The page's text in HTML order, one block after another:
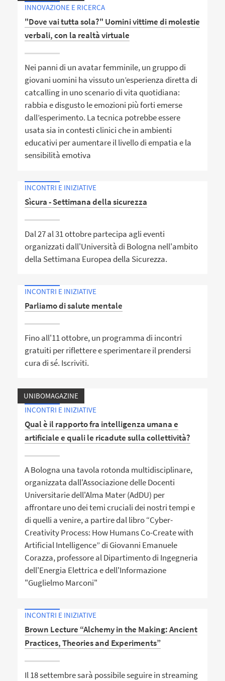
INNOVAZIONE E RICERCA
"Dove vai tutta sola?" Uomini vittime di molestie
verbali, con la realtà virtuale
Nei panni di un avatar femminile, un gruppo di
giovani uomini ha vissuto un’esperienza diretta di
catcalling in uno scenario di vita quotidiana:
rabbia e disgusto le emozioni più forti emerse
dall’esperimento. La tecnica potrebbe essere
usata sia in contesti clinici che in ambienti
educativi per aumentare il livello di empatia e la
sensibilità emotiva
INCONTRI E INIZIATIVE
Sìcura - Settimana della sicurezza
Dal 27 al 31 ottobre partecipa agli eventi
organizzati dall'Università di Bologna nell'ambito
della Settimana Europea della Sicurezza.
INCONTRI E INIZIATIVE
Parliamo di salute mentale
Fino all'11 ottobre, un programma di incontri
gratuiti per riflettere e sperimentare il prendersi
cura di sé. Iscriviti.
UNIBOMAGAZINE
INCONTRI E INIZIATIVE
Qual è il rapporto fra intelligenza umana e
artificiale e quali le ricadute sulla collettività?
A Bologna una tavola rotonda multidisciplinare,
organizzata dall'Associazione delle Docenti
Universitarie dell'Alma Mater (AdDU) per
affrontare uno dei temi cruciali dei nostri tempi e
di quelli a venire, a partire dal libro “Cyber-
Creativity Process: How Humans Co-Create with
Artificial Intelligence” di Giovanni Emanuele
Corazza, professore al Dipartimento di Ingegneria
dell'Energia Elettrica e dell'Informazione
"Guglielmo Marconi"
INCONTRI E INIZIATIVE
Brown Lecture “Alchemy in the Making: Ancient
Practices, Theories and Experiments”
Il 18 settembre sarà possibile seguire in streaming